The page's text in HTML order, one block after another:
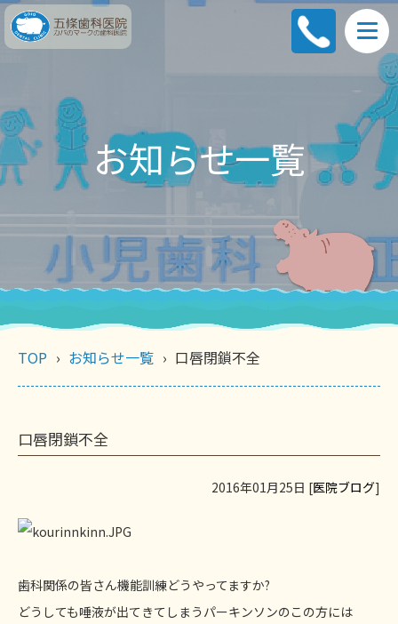
お知らせ一覧
TOP お知らせ一覧 口唇閉鎖不全
口唇閉鎖不全
2016年01月25日 [医院ブログ]
歯科関係の皆さん機能訓練どうやってますか?
どうしても唾液が出てきてしまうパーキンソンのこの方には